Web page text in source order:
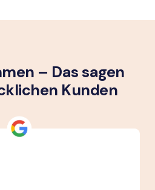
– Das sagen
Kunden